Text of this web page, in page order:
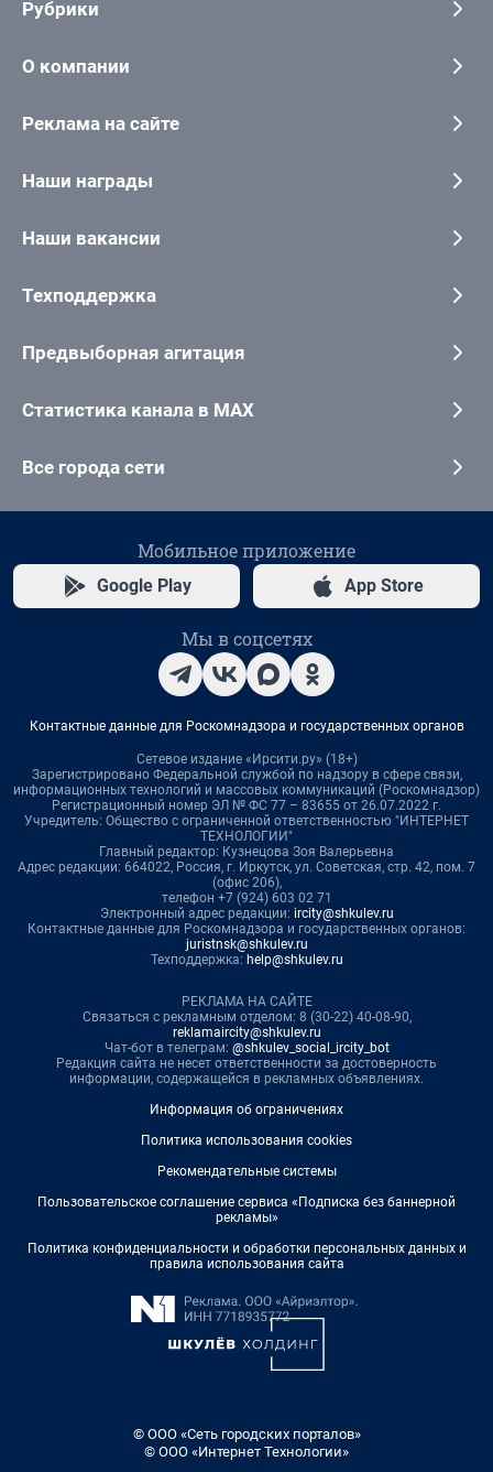
Рубрики
О компании
Реклама на сайте
Наши награды
Наши вакансии
Техподдержка
Предвыборная агитация
Статистика канала в MAX
Все города сети
Мобильное приложение
Google Play App Store
Мы в соцсетях
Контактные данные для Роскомнадзора и государственных органов
Сетевое издание «Ирсити.ру» (18+)
Зарегистрировано Федеральной службой по надзору в сфере связи,
информационных технологий и массовых коммуникаций (Роскомнадзор)
Регистрационный номер ЭЛ № ФС 77 – 83655 от 26.07.2022 г.
Учредитель: Общество с ограниченной ответственностью "ИНТЕРНЕТ
ТЕХНОЛОГИИ"
Главный редактор: Кузнецова Зоя Валерьевна
Адрес редакции: 664022, Россия, г. Иркутск, ул. Советская, стр. 42, пом. 7
(офис 206),
телефон +7 (924) 603 02 71
Электронный адрес редакции: ircity@shkulev.ru
Контактные данные для Роскомнадзора и государственных органов:
juristnsk@shkulev.ru
Техподдержка: help@shkulev.ru
РЕКЛАМА НА САЙТЕ
Связаться с рекламным отделом: 8 (30-22) 40-08-90,
reklamaircity@shkulev.ru
Чат-бот в телеграм: @shkulev_social_ircity_bot
Редакция сайта не несет ответственности за достоверность
информации, содержащейся в рекламных объявлениях.
Информация об ограничениях
Политика использования cookies
Рекомендательные системы
Пользовательское соглашение сервиса «Подписка без баннерной
рекламы»
Политика конфиденциальности и обработки персональных данных и
правила использования сайта
© ООО «Сеть городских порталов»
© ООО «Интернет Технологии»